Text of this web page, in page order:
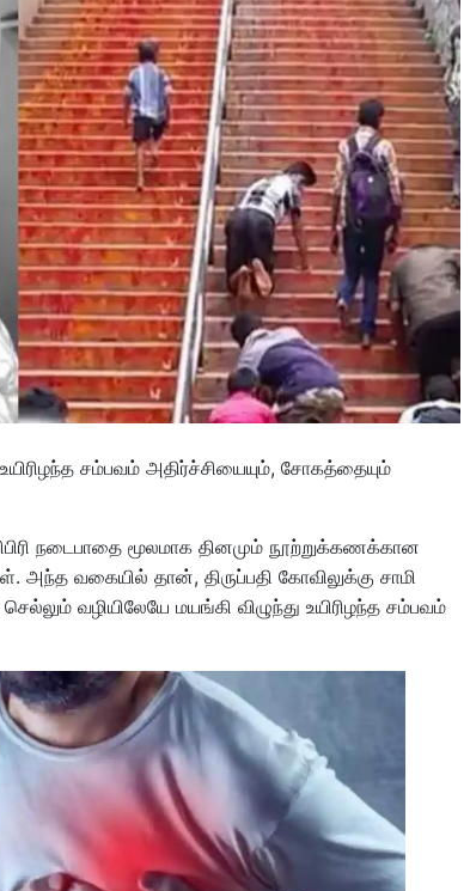
சம்பவம் அதிர்ச்சியையும், சோகத்தையும்
நடைபாதை மூலமாக தினமும் நூற்றுக்கணக்கான
அந்த வகையில் தான், திருப்பதி கோவிலுக்கு சாமி
வழியிலேயே மயங்கி விழுந்து உயிரிழந்த சம்பவம்